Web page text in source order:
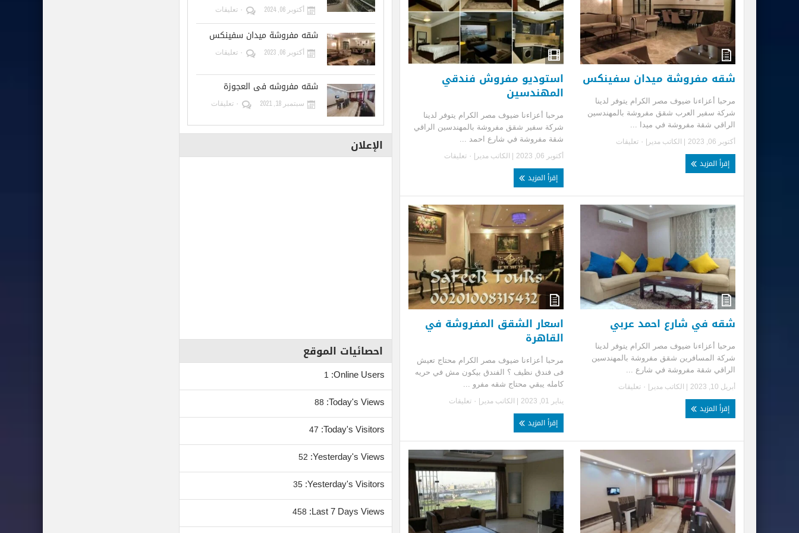
شقه مفروشة ميدان سفينكس
مرحبا أعزاءنا ضيوف مصر الكرام يتوفر لدينا
شركة سفير العرب شقق مفروشة بالمهندسين
الراقي شقة مفروشة في ميدا ...
أكتوبر 06, 2023 | الكاتب مدير
إقرأ المزيد
استوديو مفروش فندقي
المهندسين
مرحبا أعزاءنا ضيوف مصر الكرام يتوفر لدينا
شركة سفير شقق مفروشة بالمهندسين الراقي
شقة مفروشة في شارع احمد ...
أكتوبر 06, 2023 | الكاتب مدير
إقرأ المزيد
شقه في شارع احمد عربي
مرحبا أعزاءنا ضيوف مصر الكرام يتوفر لدينا
شركة المسافرين شقق مفروشة بالمهندسين
الراقي شقة مفروشة في شارع ...
أبريل 10, 2023 | الكاتب مدير
إقرأ المزيد
اسعار الشقق المفروشة في
القاهرة
مرحبا أعزاءنا ضيوف مصر الكرام محتاج تعيش
فى فندق نظيف ؟ الفندق بيكون مش في حريه
كامله يبقي محتاج شقه مفرو ...
يناير 01, 2023 | الكاتب مدير
إقرأ المزيد
أكتوبر 06, 2024 ٠ تعليقات
شقه مفروشة ميدان سفينكس
أكتوبر 06, 2023 ٠ تعليقات
شقه مفروشه فى العجوزة
سبتمبر 18, 2021 ٠ تعليقات
الإعلان
احصائيات الموقع
Online Users:
1
Today's Views:
88
Today's Visitors:
47
Yesterday's Views:
52
Yesterday's Visitors:
35
Last 7 Days Views:
458